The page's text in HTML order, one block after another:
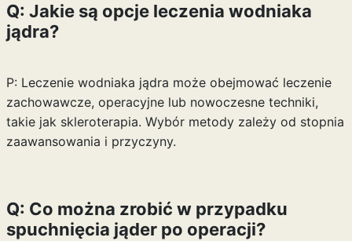
Q: Jakie są opcje leczenia wodniaka
jądra?
P: Leczenie wodniaka jądra może obejmować leczenie
zachowawcze, operacyjne lub nowoczesne techniki,
takie jak skleroterapia. Wybór metody zależy od stopnia
zaawansowania i przyczyny.
Q: Co można zrobić w przypadku
spuchnięcia jąder po operacji?